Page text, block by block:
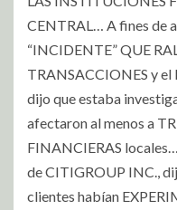
CENTRAL… A fines de
“INCIDENTE” QUE
TRANSACCIONES y
dijo que estaba
afectaron al menos a
FINANCIERAS
de CITIGROUP INC.,
clientes habían